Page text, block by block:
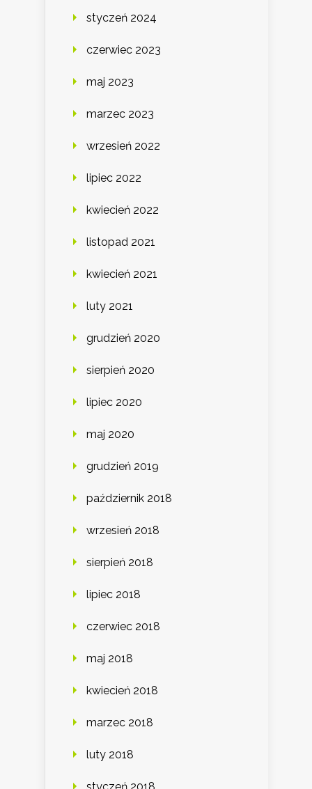
styczeń 2024
czerwiec 2023
maj 2023
marzec 2023
wrzesień 2022
lipiec 2022
kwiecień 2022
listopad 2021
kwiecień 2021
luty 2021
grudzień 2020
sierpień 2020
lipiec 2020
maj 2020
grudzień 2019
październik 2018
wrzesień 2018
sierpień 2018
lipiec 2018
czerwiec 2018
maj 2018
kwiecień 2018
marzec 2018
luty 2018